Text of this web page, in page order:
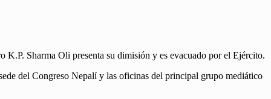
Sharma Oli presenta su dimisión y es evacuado por el Ejército.
del Congreso Nepalí y las oficinas del principal grupo mediático